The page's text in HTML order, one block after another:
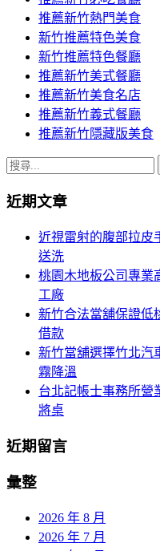
推薦新竹熱門美食
新竹推薦特色美食
新竹推薦特色餐廳
推薦新竹美式餐廳
推薦新竹美食名店
推薦新竹義式餐廳
推薦新竹隱藏版美食
搜
關
近期文章
近視雷射的腹部拉皮
送洗
桃園木地板公司專業
工廠
新竹合法當舖保證低
借款
新竹當舖選擇竹北汽
霧降溫
台北記帳士事務所營
將桌
近期留言
彙整
2026 年 8 月
2026 年 7 月